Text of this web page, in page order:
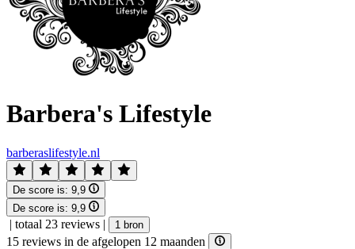
Barbera's Lifestyle
barberaslifestyle.nl
De score is: 9,9
De score is: 9,9
| totaal 23 reviews | 1 bron
15 reviews in de afgelopen 12 maanden